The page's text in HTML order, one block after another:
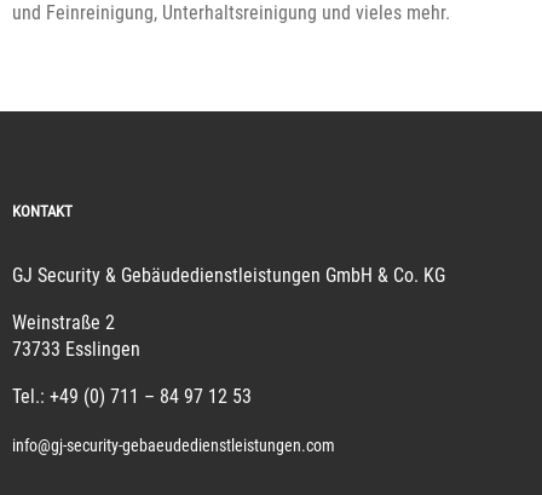
und Feinreinigung, Unterhaltsreinigung und vieles mehr.
KONTAKT
GJ Security & Gebäudedienstleistungen GmbH & Co. KG
Weinstraße 2
73733 Esslingen
Tel.: +49 (0) 711 – 84 97 12 53
info@gj-security-gebaeudedienstleistungen.com